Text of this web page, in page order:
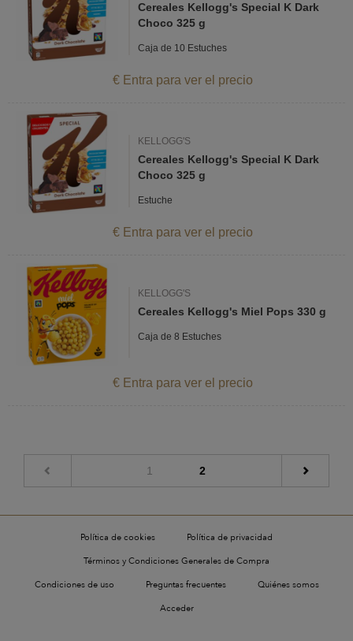
Cereales Kellogg's Special K Dark
Choco 325 g
Caja de 10 Estuches
€ Entra para ver el precio
KELLOGG'S
Cereales Kellogg's Special K Dark
Choco 325 g
Estuche
€ Entra para ver el precio
KELLOGG'S
Cereales Kellogg's Miel Pops 330 g
Caja de 8 Estuches
€ Entra para ver el precio
1 2
Política de cookies
Política de privacidad
Términos y Condiciones Generales de Compra
Condiciones de uso
Preguntas frecuentes
Quiénes somos
Acceder